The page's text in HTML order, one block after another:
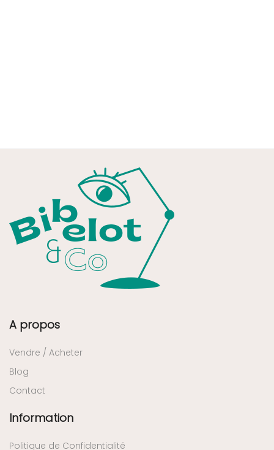
A propos
Vendre / Acheter
Blog
Contact
Information
Politique de Confidentialité